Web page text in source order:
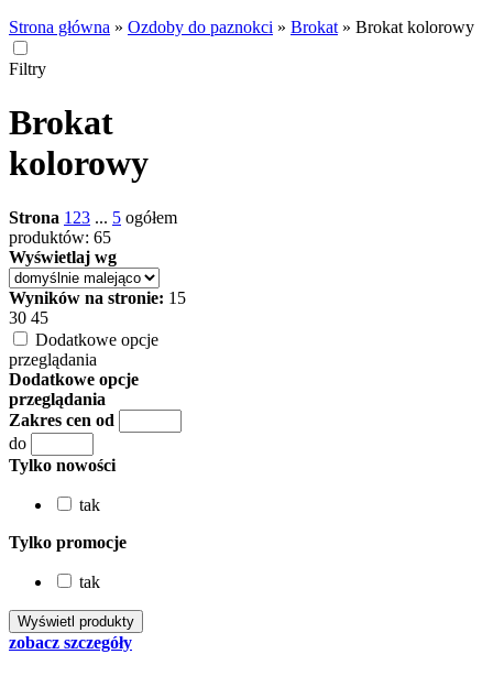
Strona główna » Ozdoby do paznokci » Brokat » Brokat kolorowy
Filtry
Brokat
kolorowy
Strona 1 23 ... 5 ogółem
produktów: 65
Wyświetlaj wg
Wyników na stronie: 15
30 45
Dodatkowe opcje
przeglądania
Dodatkowe opcje
przeglądania
Zakres cen od
do
Tylko nowości
tak
Tylko promocje
tak
zobacz szczegóły